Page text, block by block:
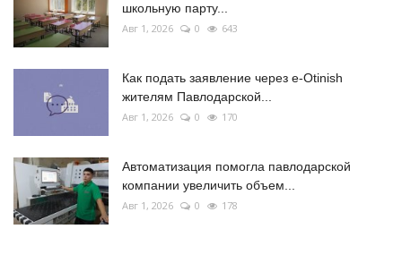
школьную парту...
Авг 1, 2026 0 643
Как подать заявление через e-Otinish
жителям Павлодарской...
Авг 1, 2026 0 170
Автоматизация помогла павлодарской
компании увеличить объем...
Авг 1, 2026 0 178